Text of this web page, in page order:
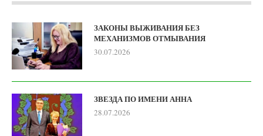
ЗАКОНЫ ВЫЖИВАНИЯ БЕЗ
МЕХАНИЗМОВ ОТМЫВАНИЯ
30.07.2026
ЗВЕЗДА ПО ИМЕНИ АННА
28.07.2026